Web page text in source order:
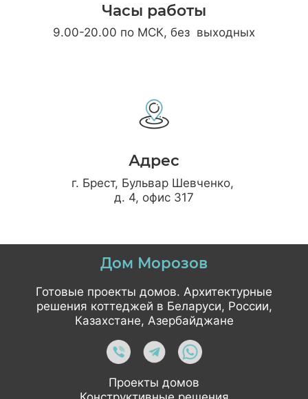
Часы работы
9.00-20.00 по МСК, без выходных
Адрес
г. Брест, Бульвар Шевченко,
д. 4, офис 317
Дом Морозов
Готовые проекты домов. Архитектурные
решения коттеджей в Беларуси, России,
Казахстане, Азербайджане
Проекты домов